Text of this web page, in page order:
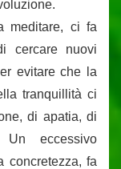
meditare, ci fa
cercare nuovi
evitare che la
tranquillità ci
di apatia, di
eccessivo
concretezza, fa